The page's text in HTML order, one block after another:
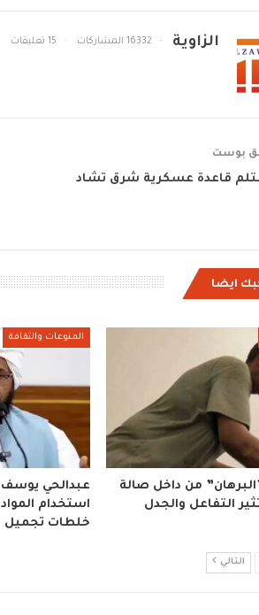
الزاوية 16332 المشاركات 15 تعليقات
بوست
قاعدة عسكرية شرق تشاد
ايضا
من داخل صالة
التفاعل والجدل
المنوعات والثقافة
عبدالحي
استخدام
خلطات تجميل
التالي